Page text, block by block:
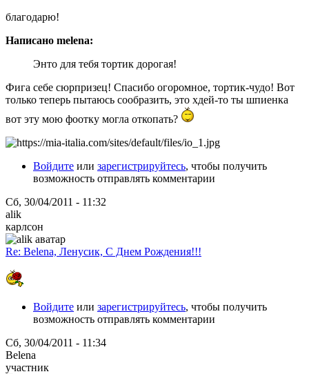
благодарю!
Написано melena:
Энто для тебя тортик дорогая!
Фига себе сюрпризец! Спасибо огоромное, тортик-чудо! Вот
только теперь пытаюсь сообразить, это хдей-то ты шпиенка
вот эту мою фоотку могла откопать?
Войдите или зарегистрируйтесь, чтобы получить
возможность отправлять комментарии
Сб, 30/04/2011 - 11:32
alik
карлсон
Re: Belena, Ленусик, С Днем Рождения!!!
Войдите или зарегистрируйтесь, чтобы получить
возможность отправлять комментарии
Сб, 30/04/2011 - 11:34
Belena
участник